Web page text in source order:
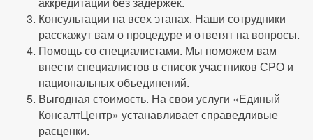
Консультации на всех этапах. Наши сотрудники
расскажут вам о процедуре и ответят на вопросы.
Помощь со специалистами. Мы поможем вам
внести специалистов в список участников СРО и
национальных объединений.
Выгодная стоимость. На свои услуги «Единый
КонсалтЦентр» устанавливает справедливые
расценки.